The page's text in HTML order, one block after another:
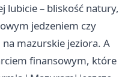
lubicie – bliskość natury,
jedzeniem czy
mazurskie jeziora. A
finansowym, które